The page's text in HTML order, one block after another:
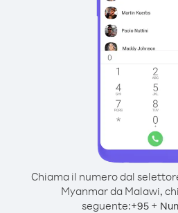
Chiama il numero dal
Myanmar da Malawi,
seguente:+95+